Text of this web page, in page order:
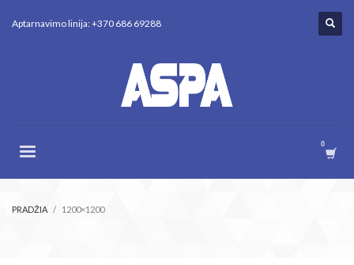
Aptarnavimo linija: +370 686 69288
PRADŽIA 1200×1200